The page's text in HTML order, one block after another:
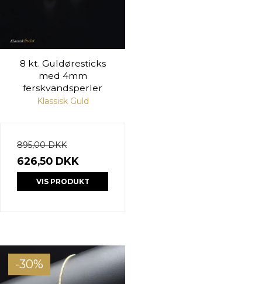
8 kt. Guldøresticks
med 4mm
ferskvandsperler
Klassisk Guld
895,00 DKK
626,50 DKK
VIS PRODUKT
-30%